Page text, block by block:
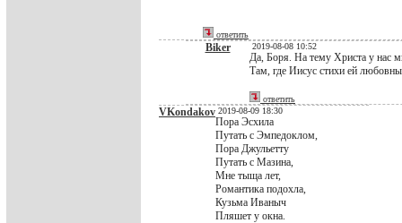
ответить
Biker 2019-08-08 10:52
Да, Боря. На тему Христа у нас
Там, где Иисус стихи ей
ответить
VKondakov 2019-08-09 18:30
Пора Эсхила
Путать с Эмпедоклом,
Пора Джульетту
Путать с Мазина,
Мне тыща лет,
Романтика подохла,
Кузьма Иваныч
Пляшет у окна.